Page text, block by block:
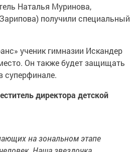
Наталья Муринова,
получили специальный
ученик гимназии Искандер
Он также будет защищать
суперфинале.
директора детской
на зональном этапе